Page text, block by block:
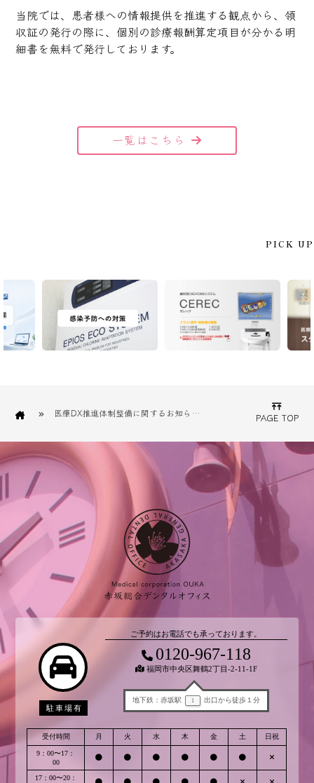
当院では、患者様への情報提供を推進する観点から、領
収証の発行の際に、個別の診療報酬算定項目が分かる明
細書を無料で発行しております。
一覧はこちら
PICK UP
医療DX推進体制整備に関するお知らせ（赤坂総合デンタルオフィス） PAGE TOP
駐車場有
ご予約はお電話でも承っております。
0120-967-118
福岡市中央区舞鶴2丁目-2-11-1F
地下鉄：赤坂駅 1 出口から徒歩１分
受付時間 月 火 水 木 金 土 日祝
9：00〜17：
00
17：00〜20：